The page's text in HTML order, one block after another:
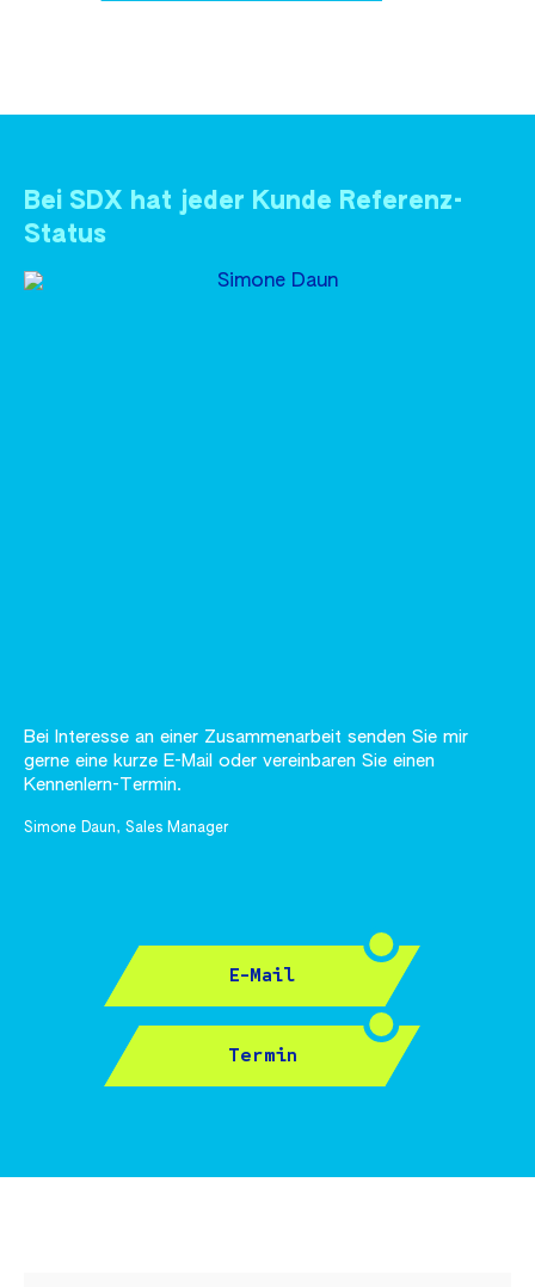
Bei SDX hat jeder Kunde Referenz-
Status
Bei Interesse an einer Zusammenarbeit senden Sie mir
gerne eine kurze E-Mail oder vereinbaren Sie einen
Kennenlern-Termin.
Simone Daun, Sales Manager
E-Mail
Termin